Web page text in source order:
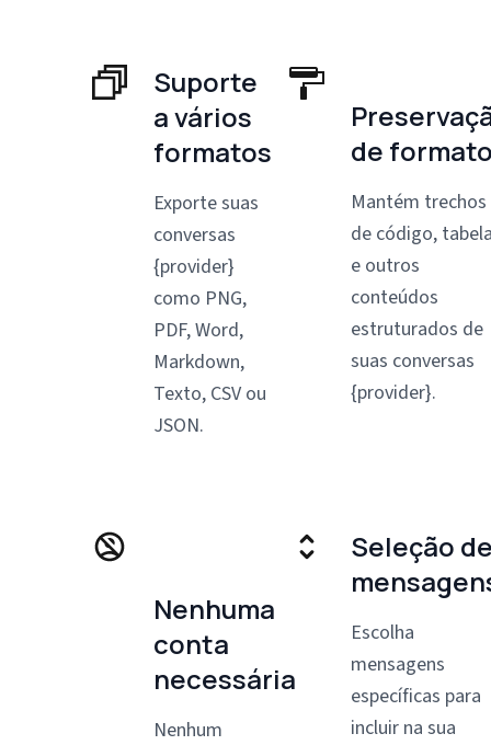
Suporte
a vários
formatos
Exporte suas
conversas
{provider}
como PNG,
PDF, Word,
Markdown,
Texto, CSV ou
JSON.
de
Mantém trechos
de código,
e outros
conteúdos
estruturados de
suas conversas
{provider}.
Nenhuma
conta
necessária
Nenhum
Seleção
Escolha
mensagens
específicas para
incluir na sua